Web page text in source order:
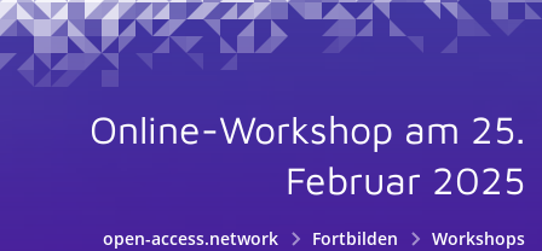
Online-Workshop am 25.
Februar 2025
open-access.network Fortbilden
Workshops